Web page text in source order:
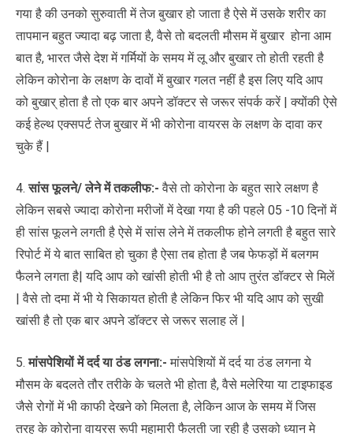
गया है की उनको सुरुवाती में तेज बुखार हो जाता है ऐसे में उसके शरीर का
तापमान बहुत ज्यादा बढ़ जाता है, वैसे तो बदलती मौसम में बुखार होना आम
बात है, भारत जैसे देश में गर्मियों के समय में लू और बुखार तो होती रहती है
लेकिन कोरोना के लक्षण के दावों में बुखार गलत नहीं है इस लिए यदि आप
को बुखार् होता है तो एक बार अपने डॉक्टर से जरूर संपर्क करें | क्योंकी ऐसे
कई हेल्थ एक्सपर्ट तेज बुखार में भी कोरोना वायरस के लक्षण के दावा कर
चुके हैं |
4.सांस फूलने/ लेने में तकलीफ:- वैसे तो कोरोना के बहुत सारे लक्षण है
लेकिन सबसे ज्यादा कोरोना मरीजों में देखा गया है की पहले 05 -10 दिनों में
ही सांस फूलने लगती है ऐसे में सांस लेने में तकलीफ होने लगती है बहुत सारे
रिपोर्ट में ये बात साबित हो चुका है ऐसा तब होता है जब फेफड़ों में बलगम
फैलने लगता है| यदि आप को खांसी होती भी है तो आप तुरंत डॉक्टर से मिलें
| वैसे तो दमा में भी ये सिकायत होती है लेकिन फिर भी यदि आप को सुखी
खांसी है तो एक बार अपने डॉक्टर से जरूर सलाह लें |
5.मांसपेशियों में दर्द या ठंड लगना:- मांसपेशियों में दर्द या ठंड लगना ये
मौसम के बदलते तौर तरीके के चलते भी होता है, वैसे मलेरिया या टाइफाइड
जैसे रोगों में भी काफी देखने को मिलता है, लेकिन आज के समय में जिस
तरह के कोरोना वायरस रूपी महामारी फैलती जा रही है उसको ध्यान मे